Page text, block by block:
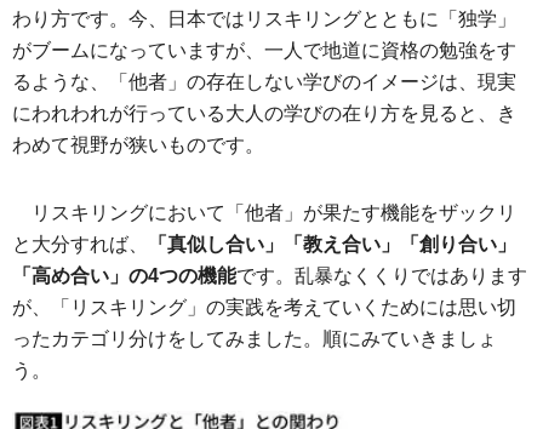
わり方です。今、日本ではリスキリングとともに「独学」
がブームになっていますが、一人で地道に資格の勉強をす
るような、「他者」の存在しない学びのイメージは、現実
にわれわれが行っている大人の学びの在り方を見ると、き
わめて視野が狭いものです。
リスキリングにおいて「他者」が果たす機能をザックリ
と大分すれば、
「真似し合い」「教え合い」「創り合い」
「高め合い」の4つの機能です。乱暴なくくりではあります
が、「リスキリング」の実践を考えていくためには思い切
ったカテゴリ分けをしてみました。順にみていきましょ
う。